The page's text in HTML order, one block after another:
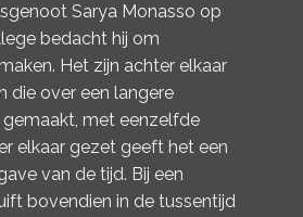
Sarya Monasso op
bedacht hij om
Het zijn achter elkaar
die over een langere
met eenzelfde
elkaar gezet geeft het een
van de tijd. Bij een
bovendien in de tussentijd